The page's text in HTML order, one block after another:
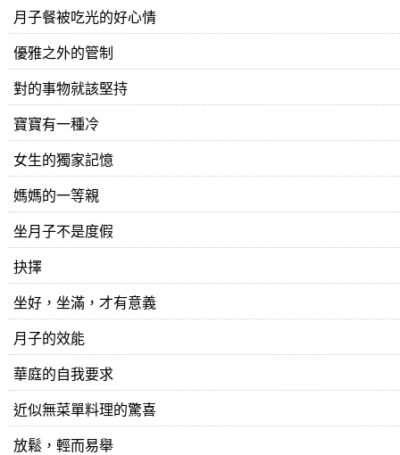
月子餐被吃光的好心情
優雅之外的管制
對的事物就該堅持
寶寶有一種冷
女生的獨家記憶
媽媽的一等親
坐月子不是度假
抉擇
坐好，坐滿，才有意義
月子的效能
華庭的自我要求
近似無菜單料理的驚喜
放鬆，輕而易舉